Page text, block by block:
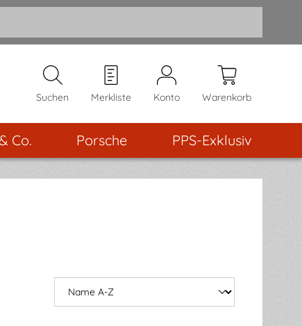
Suchen Merkliste Konto Warenkorb
Co. Porsche PPS-Exklusiv